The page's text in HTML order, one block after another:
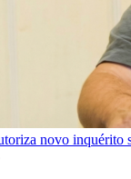
novo inquérito